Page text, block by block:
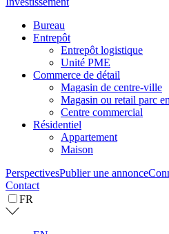
Bureau
Entrepôt
Entrepôt logistique
Unité PME
Commerce de détail
Magasin de centre-ville
Magasin ou retail parc
Centre commercial
Résidentiel
Appartement
Maison
PerspectivesPublier une annonce
Contact
FR